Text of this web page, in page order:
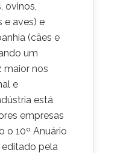
ovinos,
e aves) e
(cães e
um
maior nos
e
está
empresas
o 10º Anuário
pela